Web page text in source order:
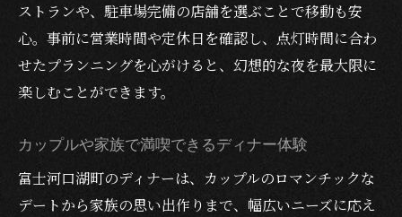
ストランや、駐車場完備の店舗を選ぶことで移動も安
心。事前に営業時間や定休日を確認し、点灯時間に合わ
せたプランニングを心がけると、幻想的な夜を最大限に
楽しむことができます。
カップルや家族で満喫できるディナー体験
富士河口湖町のディナーは、カップルのロマンチックな
デートから家族の思い出作りまで、幅広いニーズに応え